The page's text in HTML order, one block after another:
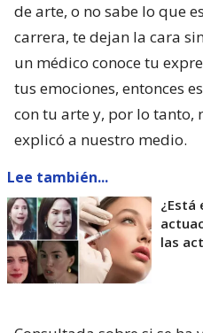
de arte, o no sabe lo que
carrera, te dejan la cara
un médico conoce tu
tus emociones, entonces
con tu arte y, por lo tanto,
explicó a nuestro medio.
Lee también...
¿Está
las